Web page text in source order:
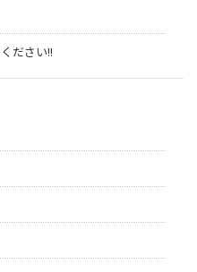
ださい!!